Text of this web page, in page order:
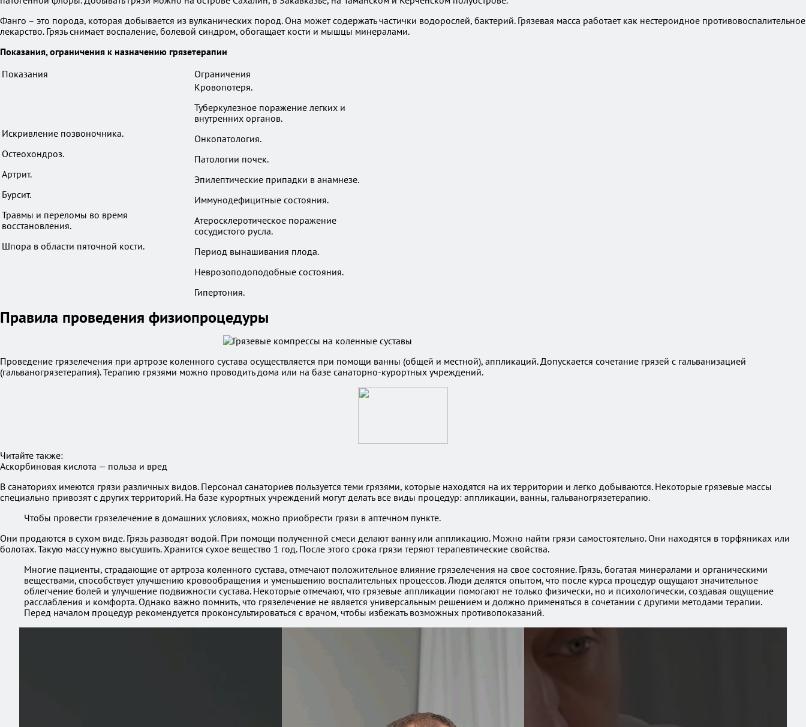
Фанго – это порода, которая добывается из вулканических пород. Она может содержать частички водорослей, бактерий. Грязевая масса работает как нестероидное противовоспалительное
лекарство. Грязь снимает воспаление, болевой синдром, обогащает кости и мышцы минералами.
Показания, ограничения к назначению грязетерапии
Показания
Ограничения
Искривление позвоночника.
Остеохондроз.
Артрит.
Бурсит.
Травмы и переломы во время
восстановления.
Шпора в области пяточной кости.
Кровопотеря.
Туберкулезное поражение легких и
внутренних органов.
Онкопатология.
Патологии почек.
Эпилептические припадки в анамнезе.
Иммунодефицитные состояния.
Атеросклеротическое поражение
сосудистого русла.
Период вынашивания плода.
Неврозоподоподобные состояния.
Гипертония.
Правила проведения физиопроцедуры
Проведение грязелечения при артрозе коленного сустава осуществляется при помощи ванны (общей и местной), аппликаций. Допускается сочетание грязей с гальванизацией
(гальваногрязетерапия). Терапию грязями можно проводить дома или на базе санаторно-курортных учреждений.
Читайте также:
Аскорбиновая кислота — польза и вред
В санаториях имеются грязи различных видов. Персонал санаториев пользуется теми грязями, которые находятся на их территории и легко добываются. Некоторые грязевые массы
специально привозят с других территорий. На базе курортных учреждений могут делать все виды процедур: аппликации, ванны, гальваногрязетерапию.
Чтобы провести грязелечение в домашних условиях, можно приобрести грязи в аптечном пункте.
Они продаются в сухом виде. Грязь разводят водой. При помощи полученной смеси делают ванну или аппликацию. Можно найти грязи самостоятельно. Они находятся в торфяниках или
болотах. Такую массу нужно высушить. Хранится сухое вещество 1 год. После этого срока грязи теряют терапевтические свойства.
Многие пациенты, страдающие от артроза коленного сустава, отмечают положительное влияние грязелечения на свое состояние. Грязь, богатая минералами и органическими
веществами, способствует улучшению кровообращения и уменьшению воспалительных процессов. Люди делятся опытом, что после курса процедур ощущают значительное
облегчение болей и улучшение подвижности сустава. Некоторые отмечают, что грязевые аппликации помогают не только физически, но и психологически, создавая ощущение
расслабления и комфорта. Однако важно помнить, что грязелечение не является универсальным решением и должно применяться в сочетании с другими методами терапии.
Перед началом процедур рекомендуется проконсультироваться с врачом, чтобы избежать возможных противопоказаний.